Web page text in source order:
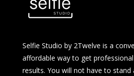
Selfie Studio by 2Twelve is a
affordable way to get
results. You will not have to stand